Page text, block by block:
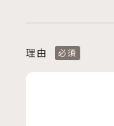
理由 必須